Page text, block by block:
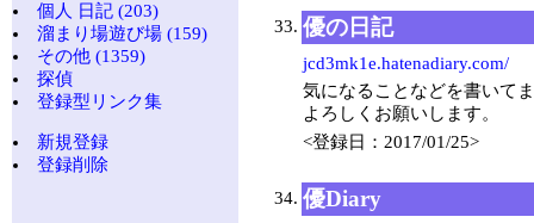
個人 日記 (203)
溜まり場遊び場 (159)
その他 (1359)
探偵
登録型リンク集
新規登録
登録削除
33. 優の日記
jcd3mk1e.hatenadiary.com/
気になることなどを書いて
よろしくお願いします。
<登録日：2017/01/25>
34. 優Diary